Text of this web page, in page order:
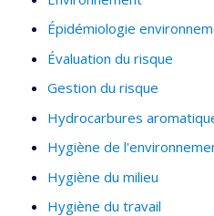
Épidémiologie
Évaluation du risque
Gestion du risque
Hydrocarbures
Hygiène de
Hygiène du milieu
Hygiène du travail